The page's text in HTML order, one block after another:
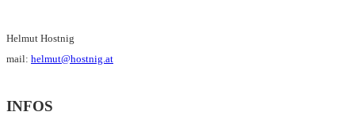
Helmut Hostnig
mail: helmut@hostnig.at
INFOS